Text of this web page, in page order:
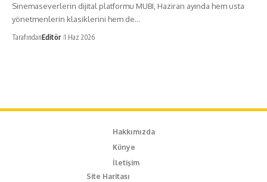
Sinemaseverlerin dijital platformu MUBI, Haziran ayında hem usta
yönetmenlerin klasiklerini hem de…
TarafındanEditör 1 Haz 2026
Hakkımızda
Künye
İletişim
Site Haritası